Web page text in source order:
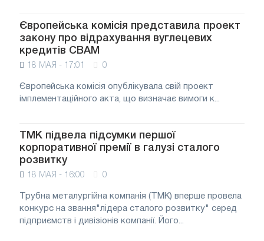
Європейська комісія представила проект
закону про відрахування вуглецевих
кредитів CBAM
18 МАЯ - 17:01 0
Європейська комісія опублікувала свій проект
імплементаційного акта, що визначає вимоги к...
ТМК підвела підсумки першої
корпоративної премії в галузі сталого
розвитку
18 МАЯ - 16:00 0
Трубна металургійна компанія (ТМК) вперше провела
конкурс на звання"лідера сталого розвитку" серед
підприємств і дивізіонів компанії. Його...